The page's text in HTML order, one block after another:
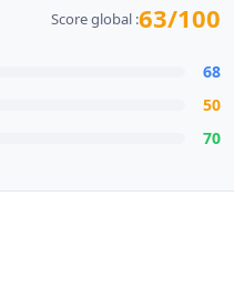
Score global :63/100
68
50
70